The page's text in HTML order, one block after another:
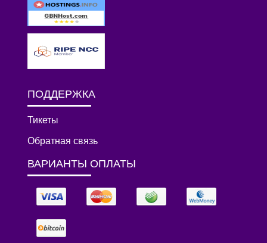
ПОДДЕРЖКА
Тикеты
Обратная связь
ВАРИАНТЫ ОПЛАТЫ